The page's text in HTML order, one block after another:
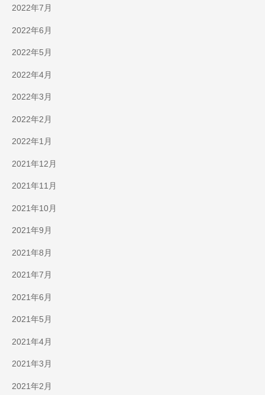
2022年7月
2022年6月
2022年5月
2022年4月
2022年3月
2022年2月
2022年1月
2021年12月
2021年11月
2021年10月
2021年9月
2021年8月
2021年7月
2021年6月
2021年5月
2021年4月
2021年3月
2021年2月